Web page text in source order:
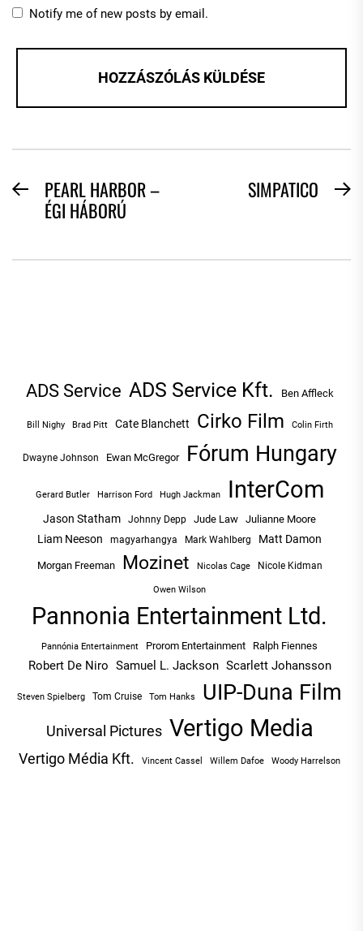
Notify me of new posts by email.
BEJEGYZÉS
NAVIGÁCIÓ
PreviousPEARL HARBOR –
ÉGI HÁBORÚ
SIMPATICO
ADS Service ADS Service Kft. Ben Affleck
Bill Nighy Brad Pitt Cate Blanchett Cirko Film Colin Firth
Dwayne Johnson Ewan McGregor Fórum Hungary
Gerard Butler Harrison Ford Hugh Jackman InterCom
Jason Statham Johnny Depp Jude Law Julianne Moore
Liam Neeson magyarhangya Mark Wahlberg Matt Damon
Morgan Freeman Mozinet Nicolas Cage Nicole Kidman
Owen Wilson
Pannonia Entertainment Ltd.
Pannónia Entertainment Prorom Entertainment Ralph Fiennes
Robert De Niro Samuel L. Jackson Scarlett Johansson
Steven Spielberg Tom Cruise Tom Hanks UIP-Duna Film
Universal Pictures Vertigo Media
Vertigo Média Kft. Vincent Cassel Willem Dafoe Woody Harrelson